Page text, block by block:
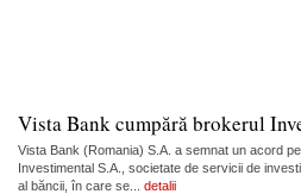
Vista Bank cumpără brokerul
Vista Bank (Romania) S.A. a semnat un acord
Investimental S.A., societate de servicii de
al băncii, în care se... detalii